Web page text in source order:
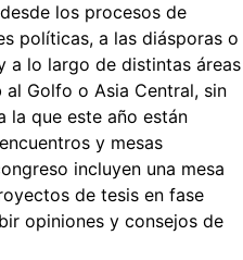
los procesos de
políticas, a las diásporas o
a lo largo de distintas áreas
Golfo o Asia Central, sin
la que este año están
y mesas
incluyen una mesa
de tesis en fase
opiniones y consejos de